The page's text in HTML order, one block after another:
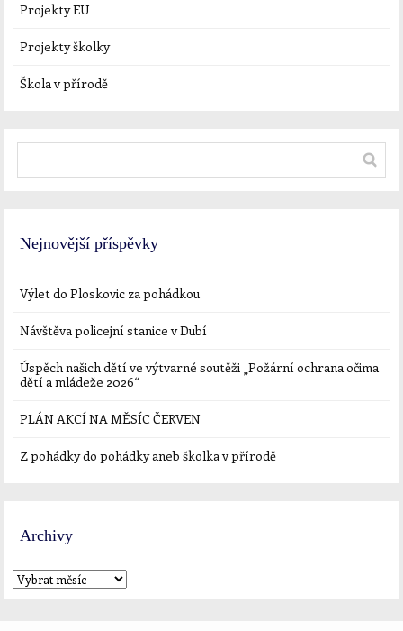
Projekty EU
Projekty školky
Škola v přírodě
Nejnovější příspěvky
Výlet do Ploskovic za pohádkou
Návštěva policejní stanice v Dubí
Úspěch našich dětí ve výtvarné soutěži „Požární ochrana očima
dětí a mládeže 2026“
PLÁN AKCÍ NA MĚSÍC ČERVEN
Z pohádky do pohádky aneb školka v přírodě
Archivy